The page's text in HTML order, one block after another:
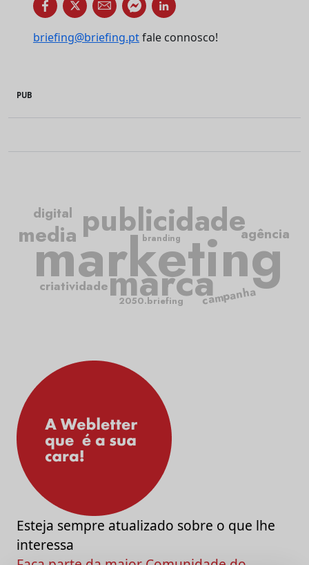
briefing@briefing.ptfale connosco!
PUB
marketing
publicidade
marca
criatividade campanha
media agência
digital
2050.briefing
branding
Esteja sempre atualizado sobre o que lhe
interessa